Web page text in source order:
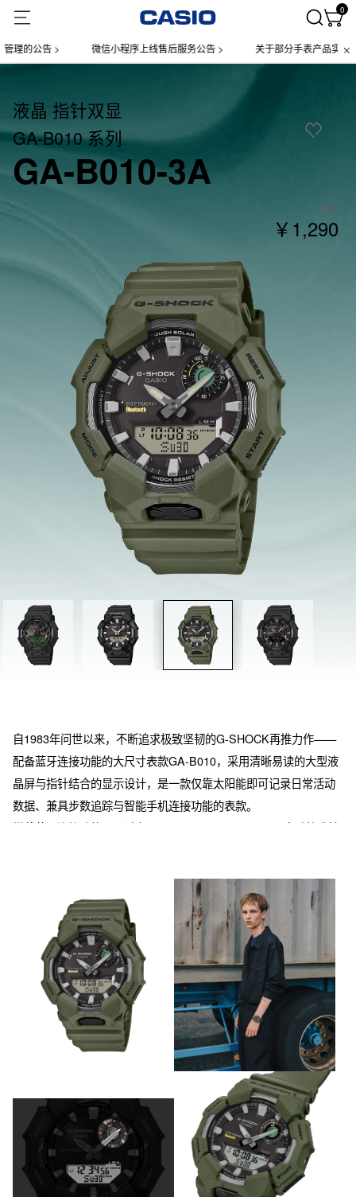
0
公告 > 微信小程序上线售后服务公告 > 关于部分手表产品实施【一
液晶 指针双显
GA-B010 系列
GA-B010-3A
价格
￥1,290
自1983年问世以来，不断追求极致坚韧的G-SHOCK再推力作——
配备蓝牙连接功能的大尺寸表款GA-B010，采用清晰易读的大型液
晶屏与指针结合的显示设计，是一款仅靠太阳能即可记录日常活动
数据、兼具步数追踪与智能手机连接功能的表款。
搭载蓝牙连接功能，通过专用APP“CASIO WATCHES”自动校准精
暗光环境下的读时便利。从日常休闲到工作场景皆宜，是值得长期
相伴的耐用之选。
表圈采用气相沉积工艺，搭配太阳纹表盘与金属内圈，呈现高质感
外观。表壳、表带等主要树脂部件使用生物质树脂，采用可再生有
机资源原料，助力降低环境负荷。